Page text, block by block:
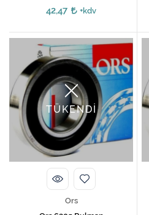
42,47 +kdv
TÜKENDİ
Ors